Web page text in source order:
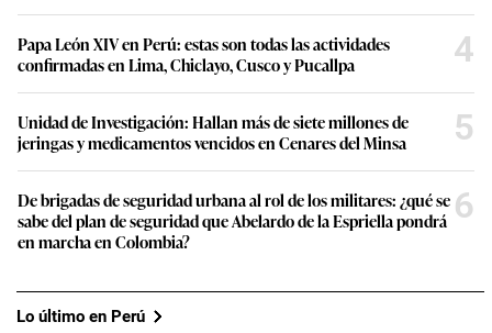
Papa León XIV en Perú: estas son todas las actividades
confirmadas en Lima, Chiclayo, Cusco y Pucallpa
4
Unidad de Investigación: Hallan más de siete millones de
jeringas y medicamentos vencidos en Cenares del Minsa
5
De brigadas de seguridad urbana al rol de los militares: ¿qué se
sabe del plan de seguridad que Abelardo de la Espriella pondrá
en marcha en Colombia?
6
Lo último en Perú